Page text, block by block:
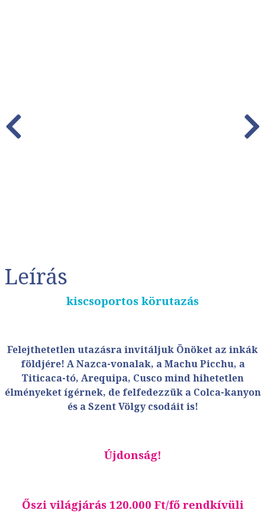
Leírás
kiscsoportos körutazás
Felejthetetlen utazásra invitáljuk Önöket az inkák
földjére! A Nazca-vonalak, a Machu Picchu, a
Titicaca-tó, Arequipa, Cusco mind hihetetlen
élményeket ígérnek, de felfedezzük a Colca-kanyon
és a Szent Völgy csodáit is!
Újdonság!
Őszi világjárás 120.000 Ft/fő rendkívüli